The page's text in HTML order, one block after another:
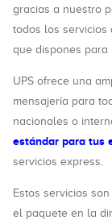
gracias a nuestro
todos los servicios
que dispones para
UPS ofrece una
mensajería para
nacionales o
estándar para tus
servicios express.
Estos servicios
el paquete en la